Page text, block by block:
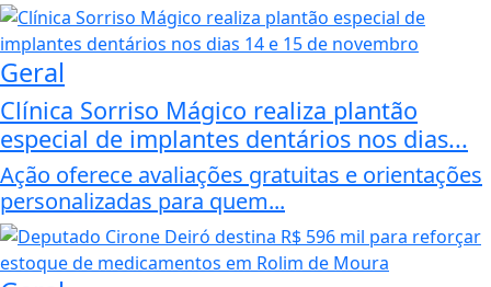
Geral
Clínica Sorriso Mágico realiza plantão
especial de implantes dentários nos dias...
Ação oferece avaliações gratuitas e orientações
personalizadas para quem...